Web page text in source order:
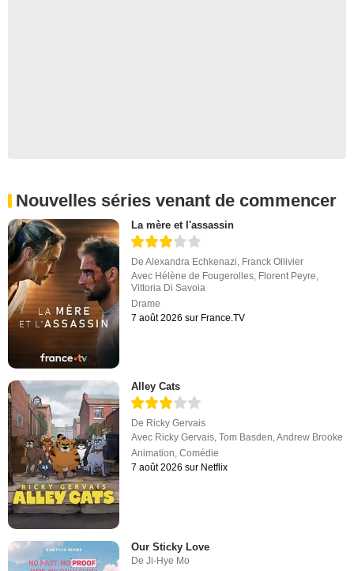
Nouvelles séries venant de commencer
La mère et l'assassin
DeAlexandra Echkenazi, Franck Ollivier
Avec Hélène de Fougerolles, Florent Peyre,
Vittoria Di Savoia
Drame
7 août 2026 sur France.TV
Alley Cats
De Ricky Gervais
Avec Ricky Gervais ,Tom Basden ,Andrew Brooke
Animation ,Comédie
7 août 2026 sur Netflix
Our Sticky Love
DeJi-Hye Mo